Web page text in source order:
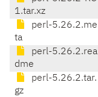
1.tar.xz
perl-5.26.2.me
ta
perl-5.26.2.rea
dme
perl-5.26.2.tar.
gz